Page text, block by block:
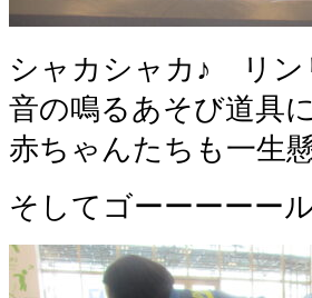
シャカシャカ♪ リン
音の鳴るあそび道具
赤ちゃんたちも一生
そしてゴーーーーール